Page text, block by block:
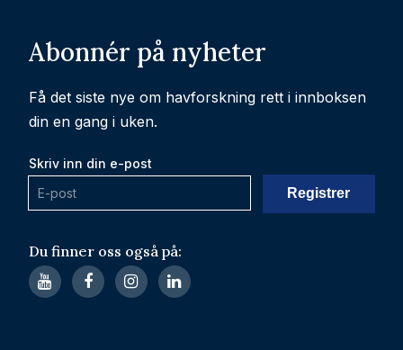
Du finner oss også på:
Abonnér på nyheter
Få det siste nye om havforskning rett i innboksen
din en gang i uken.
Skriv inn din e-post